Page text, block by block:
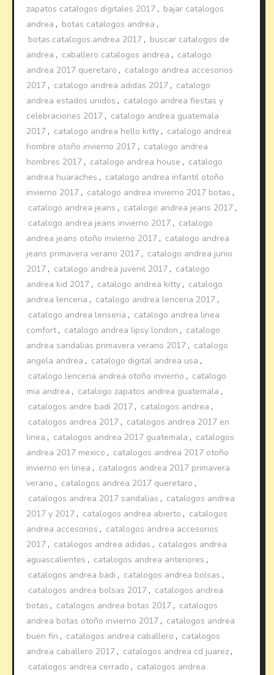
zapatos catalogos digitales 2017 , bajar catalogos
andrea , botas catalogos andrea ,
botas.catalogos.andrea 2017 , buscar catalogos de
andrea , caballero catalogos andrea , catalogo
andrea 2017 queretaro , catalogo andrea accesorios
2017 , catalogo andrea adidas 2017 , catalogo
andrea estados unidos , catalogo andrea fiestas y
celebraciones 2017 , catalogo andrea guatemala
2017 , catalogo andrea hello kitty , catalogo andrea
hombre otoño invierno 2017 , catalogo andrea
hombres 2017 , catalogo andrea house , catalogo
andrea huaraches , catalogo andrea infantil otoño
invierno 2017 , catalogo andrea invierno 2017 botas ,
catalogo andrea jeans , catalogo andrea jeans 2017 ,
catalogo andrea jeans invierno 2017 , catalogo
andrea jeans otoño invierno 2017 , catalogo andrea
jeans primavera verano 2017 , catalogo andrea junio
2017 , catalogo andrea juvenil 2017 , catalogo
andrea kid 2017 , catalogo andrea kitty , catalogo
andrea lenceria , catalogo andrea lenceria 2017 ,
catalogo andrea lenseria , catalogo andrea linea
comfort, catalogo andrea lipsy london , catalogo
andrea sandalias primavera verano 2017 , catalogo
angela andrea , catalogo digital andrea usa ,
catalogo lenceria andrea otoño invierno , catalogo
mia andrea , catalogo zapatos andrea guatemala ,
catalogos andre badi 2017 , catalogos andrea ,
catalogos andrea 2017 , catalogos andrea 2017 en
linea , catalogos andrea 2017 guatemala , catalogos
andrea 2017 mexico , catalogos andrea 2017 otoño
invierno en linea , catalogos andrea 2017 primavera
verano , catalogos andrea 2017 queretaro ,
catalogos andrea 2017 sandalias , catalogos andrea
2017 y 2017 , catalogos andrea abierto , catalogos
andrea accesorios , catalogos andrea accesorios
2017 , catalogos andrea adidas , catalogos andrea
aguascalientes , catalogos andrea anteriores ,
catalogos andrea badi , catalogos andrea bolsas ,
catalogos andrea bolsas 2017 , catalogos andrea
botas , catalogos andrea botas 2017 , catalogos
andrea botas otoño invierno 2017 , catalogos andrea
buen fin , catalogos andrea caballero , catalogos
andrea caballero 2017 , catalogos andrea cd juarez ,
catalogos andrea cerrado , catalogos andrea